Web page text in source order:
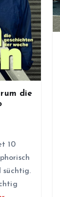
die
10
süchtig.